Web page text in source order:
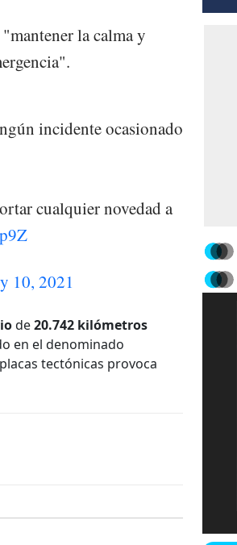
la calma y
incidente ocasionado
cualquier novedad a
10, 2021
de20.742 kilómetros
en el denominado
tectónicas provoca